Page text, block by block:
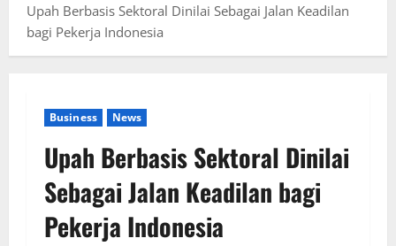
Upah Berbasis Sektoral Dinilai Sebagai Jalan Keadilan
bagi Pekerja Indonesia
Business News
Upah Berbasis Sektoral Dinilai
Sebagai Jalan Keadilan bagi
Pekerja Indonesia